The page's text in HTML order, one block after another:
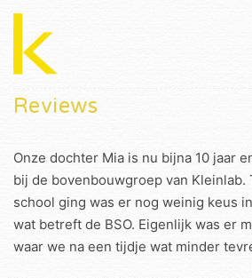
Reviews
Onze dochter Mia is nu bijna 10 jaar
bij de bovenbouwgroep van Kleinlab.
school ging was er nog weinig keus
wat betreft de BSO. Eigenlijk was er
waar we na een tijdje wat minder